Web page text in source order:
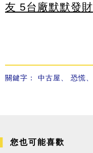
友 5台廠默默發財
關鍵字： 中古屋 恐慌
您也可能喜歡